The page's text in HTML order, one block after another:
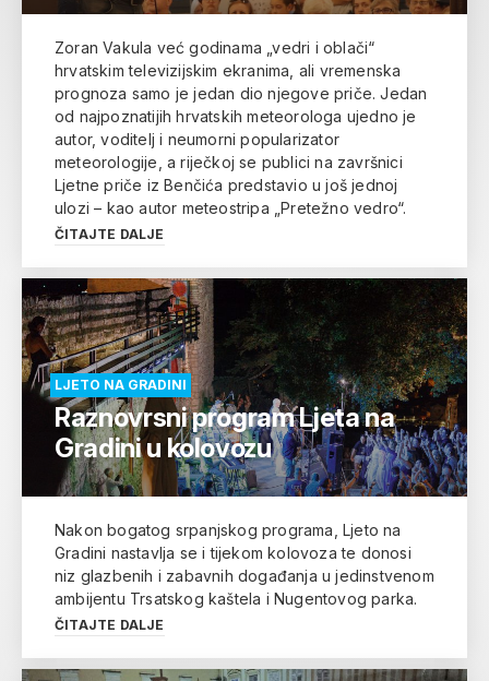
Zoran Vakula već godinama „vedri i oblači“
hrvatskim televizijskim ekranima, ali vremenska
prognoza samo je jedan dio njegove priče. Jedan
od najpoznatijih hrvatskih meteorologa ujedno je
autor, voditelj i neumorni popularizator
meteorologije, a riječkoj se publici na završnici
Ljetne priče iz Benčića predstavio u još jednoj
ulozi – kao autor meteostripa „Pretežno vedro“.
ČITAJTE DALJE
LJETO NA GRADINI
Raznovrsni program Ljeta na
Gradini u kolovozu
Nakon bogatog srpanjskog programa, Ljeto na
Gradini nastavlja se i tijekom kolovoza te donosi
niz glazbenih i zabavnih događanja u jedinstvenom
ambijentu Trsatskog kaštela i Nugentovog parka.
ČITAJTE DALJE